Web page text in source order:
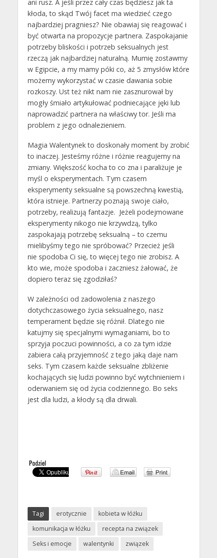
ani rusz. A jeśli przez cały czas będziesz jak ta
kłoda, to skąd Twój facet ma wiedzieć czego
najbardziej pragniesz? Nie obawiaj się reagować i
być otwarta na propozycje partnera. Zaspokajanie
potrzeby bliskości i potrzeb seksualnych jest
rzeczą jak najbardziej naturalną. Mumię zostawmy
w Egipcie, a my mamy póki co, aż 5 zmysłów które
możemy wykorzystać w czasie dawania sobie
rozkoszy. Ust też nikt nam nie zasznurował by
mogły śmiało artykułować podniecające jęki lub
naprowadzić partnera na właściwy tor. Jeśli ma
problem z jego odnalezieniem.
Magia Walentynek to doskonały moment by zrobić
to inaczej. Jesteśmy różne i różnie reagujemy na
zmiany. Większość kocha to co zna i paraliżuje je
myśl o eksperymentach. Tym czasem
eksperymenty seksualne są powszechną kwestią,
która istnieje. Partnerzy poznają swoje ciało,
potrzeby, realizują fantazje. Jeżeli podejmowane
eksperymenty nikogo nie krzywdzą, tylko
zaspokajają potrzebę seksualną – to czemu
mielibyśmy tego nie spróbować? Przecież jeśli
nie spodoba Ci się, to więcej tego nie zrobisz. A
kto wie, może spodoba i zaczniesz żałować, że
dopiero teraz się zgodziłaś?
W zależności od zadowolenia z naszego
dotychczasowego życia seksualnego, nasz
temperament będzie się różnił. Dlatego nie
katujmy się specjalnymi wymaganiami, bo to
sprzyja poczuci powinności, a co za tym idzie
zabiera całą przyjemność z tego jaką daje nam
seks. Tym czasem każde seksualne zbliżenie
kochających się ludzi powinno być wytchnieniem i
oderwaniem się od życia codziennego. Bo seks
jest dla ludzi, a kłody są dla drwali.
Tagi erotycznie
kobieta w łóżku
komunikacja w łóżku
recepta na związek
Seks i emocje
walentynki związek